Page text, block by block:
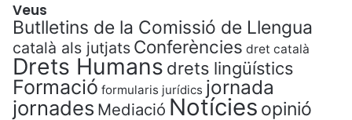
Veus
Butlletins de la Comissió de Llengua
català als jutjats Conferències dret català
Drets Humans drets lingüístics
Formació formularis jurídics jornada
jornades Mediació Notícies opinió